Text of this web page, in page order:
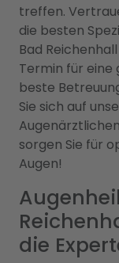
treffen.
die besten
Bad
Termin für eine
beste
Sie sich auf
sorgen Sie für
Augen!
die